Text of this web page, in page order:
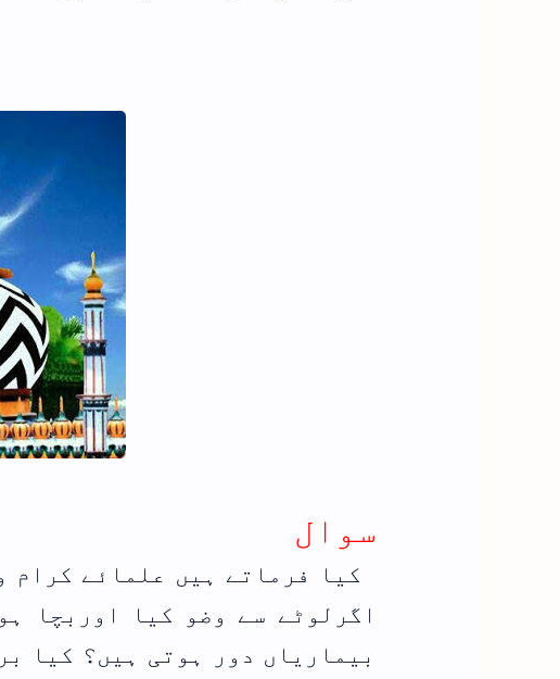
سوال
کیا فرماتے ہیں علمائے کرام
اگرلوٹے سے وضو کیا اوربچا
بیماریاں دور ہوتی ہیں؟ کیا